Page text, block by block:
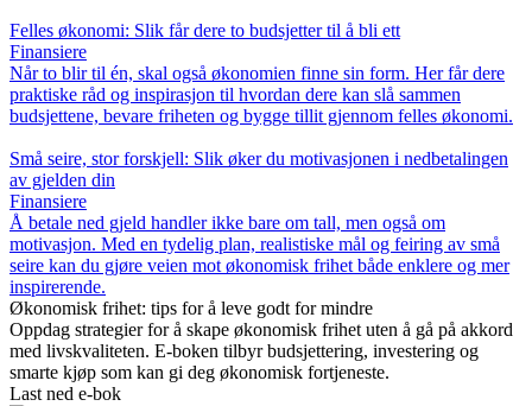
Felles økonomi: Slik får dere to budsjetter til å bli ett
Finansiere
Når to blir til én, skal også økonomien finne sin form. Her får dere
praktiske råd og inspirasjon til hvordan dere kan slå sammen
budsjettene, bevare friheten og bygge tillit gjennom felles økonomi.
Små seire, stor forskjell: Slik øker du motivasjonen i nedbetalingen
av gjelden din
Finansiere
Å betale ned gjeld handler ikke bare om tall, men også om
motivasjon. Med en tydelig plan, realistiske mål og feiring av små
seire kan du gjøre veien mot økonomisk frihet både enklere og mer
inspirerende.
Økonomisk frihet: tips for å leve godt for mindre
Oppdag strategier for å skape økonomisk frihet uten å gå på akkord
med livskvaliteten. E-boken tilbyr budsjettering, investering og
smarte kjøp som kan gi deg økonomisk fortjeneste.
Last ned e-bok